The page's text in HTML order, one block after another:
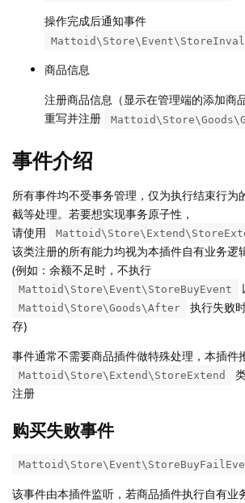
操作完成后通知事件
商品信息
注册商品信息（显示在管理端的添加商
重写并注册
事件介绍
所有事件均不受事务管理，仅为执行结束行为
截等处理。若要想实现事务原子性，
请使用
该类注册的所有能力均视为本插件自有业务逻
(例如：余额不足时，不执行
Mattoid\Store\Event\StoreBuyEvent
Mattoid\Store\Goods\After
执行失败
存)
事件通常不需要商品插件做特殊处理，本插件
Mattoid\Store\Extend\StoreExtend
注册
购买失败事件
该事件由本插件监听，若商品插件执行自有业